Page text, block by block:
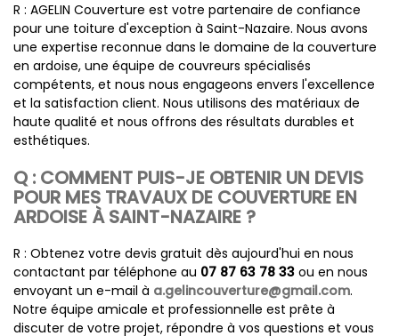
R : AGELIN Couverture est votre partenaire de confiance
pour une toiture d'exception à Saint-Nazaire. Nous avons
une expertise reconnue dans le domaine de la couverture
en ardoise, une équipe de couvreurs spécialisés
compétents, et nous nous engageons envers l'excellence
et la satisfaction client. Nous utilisons des matériaux de
haute qualité et nous offrons des résultats durables et
esthétiques.
Q : COMMENT PUIS-JE OBTENIR UN DEVIS
POUR MES TRAVAUX DE COUVERTURE EN
ARDOISE À SAINT-NAZAIRE ?
R : Obtenez votre devis gratuit dès aujourd'hui en nous
contactant par téléphone au 07 87 63 78 33 ou en nous
envoyant un e-mail à a.gelincouverture@gmail.com.
Notre équipe amicale et professionnelle est prête à
discuter de votre projet, répondre à vos questions et vous